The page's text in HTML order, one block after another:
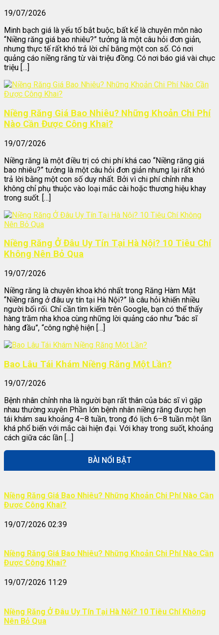
19/07/2026
Minh bạch giá là yếu tố bắt buộc, bất kể là chuyên môn nào
“Niềng răng giá bao nhiêu?” tưởng là một câu hỏi đơn giản,
nhưng thực tế rất khó trả lời chỉ bằng một con số. Có nơi
quảng cáo niềng răng từ vài triệu đồng. Có nơi báo giá vài chục
triệu […]
Niềng Răng Giá Bao Nhiêu? Những Khoản Chi Phí
Nào Cần Được Công Khai?
19/07/2026
Niềng răng là một điều trị có chi phí khá cao “Niềng răng giá
bao nhiêu?” tưởng là một câu hỏi đơn giản nhưng lại rất khó
trả lời bằng một con số duy nhất. Bởi vì chi phí chỉnh nha
không chỉ phụ thuộc vào loại mắc cài hoặc thương hiệu khay
trong suốt. […]
Niềng Răng Ở Đâu Uy Tín Tại Hà Nội? 10 Tiêu Chí
Không Nên Bỏ Qua
19/07/2026
Niềng răng là chuyên khoa khó nhất trong Răng Hàm Mặt
“Niềng răng ở đâu uy tín tại Hà Nội?” là câu hỏi khiến nhiều
người bối rối. Chỉ cần tìm kiếm trên Google, bạn có thể thấy
hàng trăm nha khoa cùng những lời quảng cáo như “bác sĩ
hàng đầu”, “công nghệ hiện […]
Bao Lâu Tái Khám Niềng Răng Một Lần?
19/07/2026
Bệnh nhân chỉnh nha là người bạn rất thân của bác sĩ vì gặp
nhau thường xuyên Phần lớn bệnh nhân niềng răng được hẹn
tái khám sau khoảng 4–8 tuần, trong đó lịch 6–8 tuần một lần
khá phổ biến với mắc cài hiện đại. Với khay trong suốt, khoảng
cách giữa các lần […]
BÀI NỔI BẬT
Niềng Răng Giá Bao Nhiêu? Những Khoản Chi Phí Nào Cần
Được Công Khai?
19/07/2026 02:39
Niềng Răng Giá Bao Nhiêu? Những Khoản Chi Phí Nào Cần
Được Công Khai?
19/07/2026 11:29
Niềng Răng Ở Đâu Uy Tín Tại Hà Nội? 10 Tiêu Chí Không
Nên Bỏ Qua